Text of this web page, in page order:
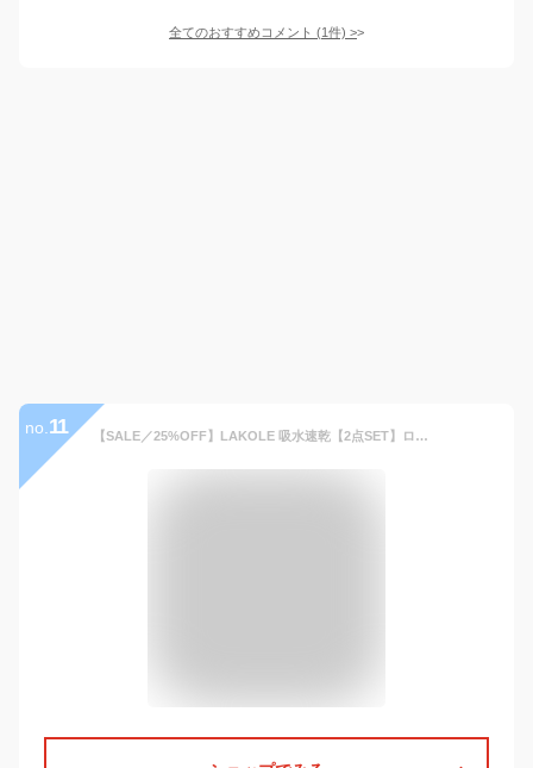
全てのおすすめコメント (1件) >
no. 11 【SALE／25%OFF】LAKOLE 吸水速乾【2点SET】ロゴシャツショーツセットアップ ラコレ トップス その他のトップス グレー ブルー ブラック